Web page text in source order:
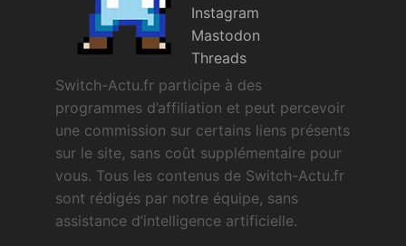
Instagram
Mastodon
Threads
Switch-Actu.fr participe à des
programmes d’affiliation et peut percevoir
une commission sur certains liens présents
sur le site, sans coût supplémentaire pour
vous. Tous les contenus de Switch-Actu.fr
sont rédigés par notre équipe, sans
assistance d’intelligence artificielle.